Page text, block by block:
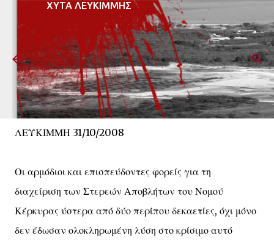
Μετάβαση στο κύριο περιεχόμενο
ΧΥΤΑ ΛΕΥΚΙΜΜΗΣ
Ψήφισμα Σ.Ε.
ΛΕΥΚΙΜΜΗ 31/10/2008
Οι αρμόδιοι και επισπεύδοντες φορείς για τη
διαχείριση των Στερεών Αποβλήτων του Νομού
Κέρκυρας ύστερα από δύο περίπου δεκαετίες, όχι μόνο
δεν έδωσαν ολοκληρωμένη λύση στο κρίσιμο αυτό